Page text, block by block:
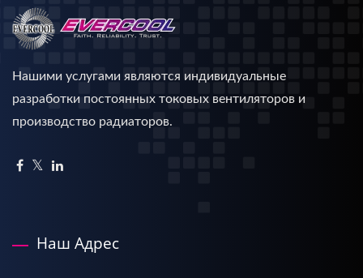
Нашими услугами являются индивидуальные
разработки постоянных токовых вентиляторов и
производство радиаторов.
Наш Адрес